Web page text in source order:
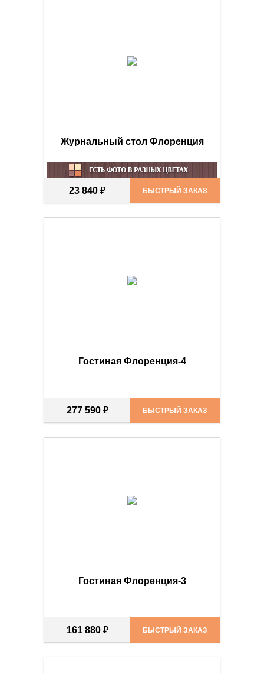
Журнальный стол Флоренция
23 840 ₽ БЫСТРЫЙ ЗАКАЗ
Гостиная Флоренция-4
277 590 ₽ БЫСТРЫЙ ЗАКАЗ
Гостиная Флоренция-3
161 880 ₽ БЫСТРЫЙ ЗАКАЗ